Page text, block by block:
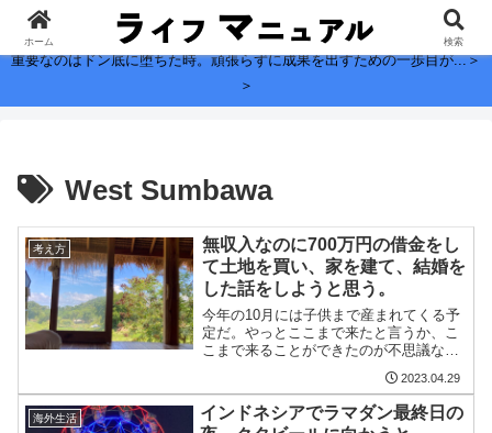
子どもに残したい、お金よりも大切なこと。
重要なのはドン底に堕ちた時。頑張らずに成果を出すための一歩目が...＞
＞
West Sumbawa
考え方
無収入なのに700万円の借金をし
て土地を買い、家を建て、結婚を
した話をしようと思う。
今年の10月には子供まで産まれてくる予
定だ。やっとここまで来たと言うか、こ
こまで来ることができたのが不思議なく
らいなのだが、なんとかうまく言って
て、予定通り、今年も一棟の宿が無事に
建てられそうだ。嫁が妊娠しているの
に、家を建てる手配を済ませ...
2023.04.29
海外生活
インドネシアでラマダン最終日の
ホーム 検索